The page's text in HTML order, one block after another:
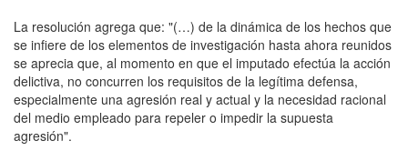
La resolución agrega que: "(…) de la dinámica de los hechos que
se infiere de los elementos de investigación hasta ahora reunidos
se aprecia que, al momento en que el imputado efectúa la acción
delictiva, no concurren los requisitos de la legítima defensa,
especialmente una agresión real y actual y la necesidad racional
del medio empleado para repeler o impedir la supuesta
agresión".